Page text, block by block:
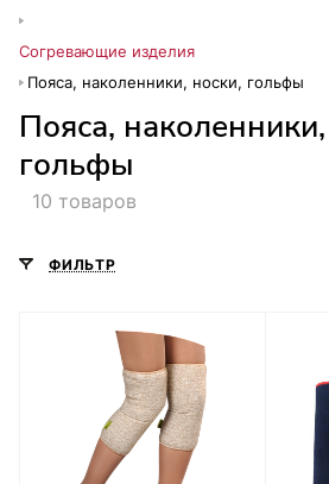
Согревающие изделия
Пояса, наколенники, носки, гольфы
Пояса,
гольфы
10 товаров
ФИЛЬТР